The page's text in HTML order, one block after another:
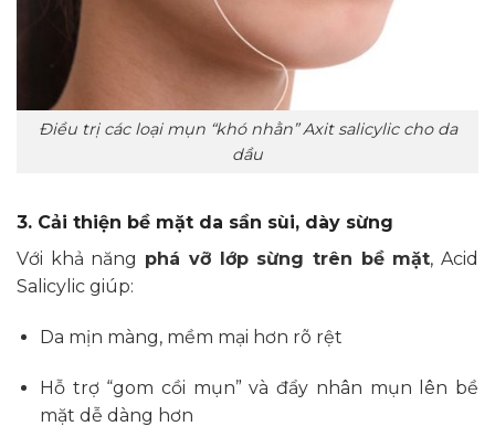
Điều trị các loại mụn “khó nhằn” Axit salicylic cho da
dầu
3. Cải thiện bề mặt da sần sùi, dày sừng
Với khả năng phá vỡ lớp sừng trên bề mặt, Acid
Salicylic giúp:
Da mịn màng, mềm mại hơn rõ rệt
Hỗ trợ “gom cồi mụn” và đẩy nhân mụn lên bề
mặt dễ dàng hơn